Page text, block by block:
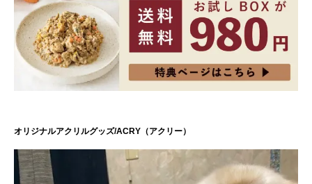
オリジナルアクリルグッズ/ACRY（アクリー）